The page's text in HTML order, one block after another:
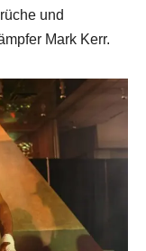
und
Mark Kerr.